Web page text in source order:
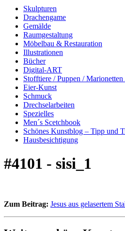
Skulpturen
Drachengame
Gemälde
Raumgestaltung
Möbelbau & Restauration
Illustrationen
Bücher
Digital-ART
Stofftiere / Puppen /
Eier-Kunst
Schmuck
Drechselarbeiten
Spezielles
Men´s Scetchbook
Schönes Kunstblog – Tipp und
Hausbesichtigung
#4101 - sisi_1
Zum Beitrag: Jesus aus gelasertem